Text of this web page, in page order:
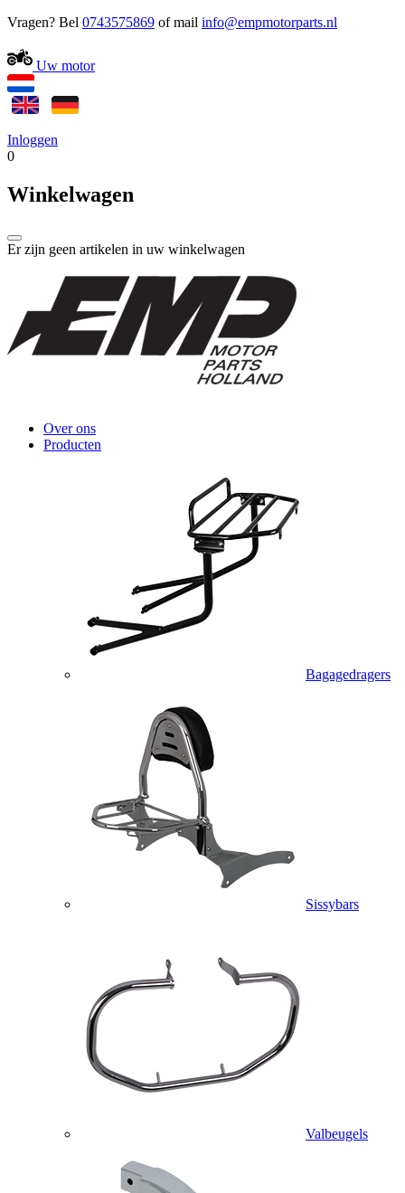
Vragen? Bel 0743575869 of mail
Uw motor
Inloggen
0
Winkelwagen
Er zijn geen artikelen in uw winkelwagen
Over ons
Producten
Bagagedragers
Sissybars
Valbeugels